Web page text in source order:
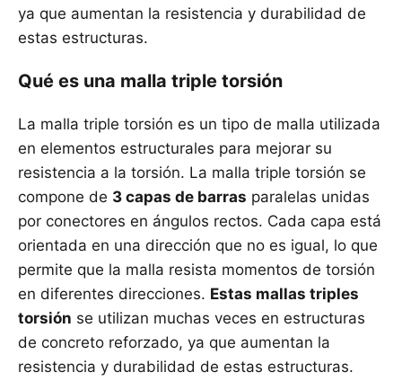
ya que aumentan la resistencia y durabilidad de
estas estructuras.
Qué es una malla triple torsión
La malla triple torsión es un tipo de malla utilizada
en elementos estructurales para mejorar su
resistencia a la torsión. La malla triple torsión se
compone de 3 capas de barras paralelas unidas
por conectores en ángulos rectos. Cada capa está
orientada en una dirección que no es igual, lo que
permite que la malla resista momentos de torsión
en diferentes direcciones. Estas mallas triples
torsión se utilizan muchas veces en estructuras
de concreto reforzado, ya que aumentan la
resistencia y durabilidad de estas estructuras.